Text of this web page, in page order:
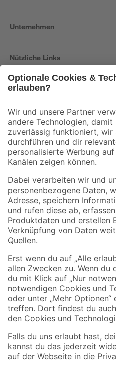
Unternehmen
Nützliche Links
Der toom Newsletter: Keine Angebote
Zur Newsletter Anmeldung
Folge uns
Zahlungsarten
Sicher einkaufen
Jetzt die toom-App
Alle Preisangaben in EUR inkl. gesetzl. MwSt..
Umständen nicht in allen Märkten verfügbar.